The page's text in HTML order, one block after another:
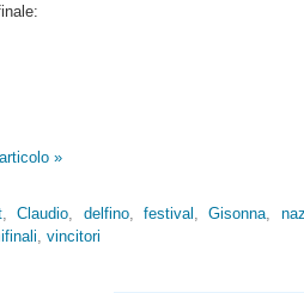
»
,Claudio delfino, festival ,Gisonna
vincitori